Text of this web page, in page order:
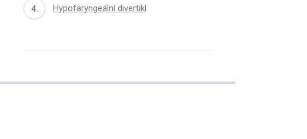
Hypofaryngeální divertikl